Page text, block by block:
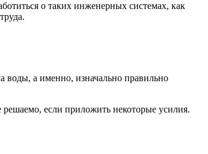
о таких инженерных системах, как
воды, а именно, изначально правильно
если приложить некоторые усилия.